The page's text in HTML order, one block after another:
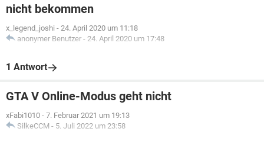
nicht bekommen
x_legend_joshi - 24. April 2020 um 11:18
anonymer Benutzer - 24. April 2020 um 17:48
1 Antwort
GTA V Online-Modus geht nicht
xFabi1010 - 7. Februar 2021 um 19:13
SilkeCCM - 5. Juli 2022 um 23:58